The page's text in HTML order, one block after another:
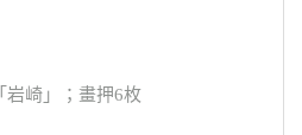
岩崎」；畫押6枚